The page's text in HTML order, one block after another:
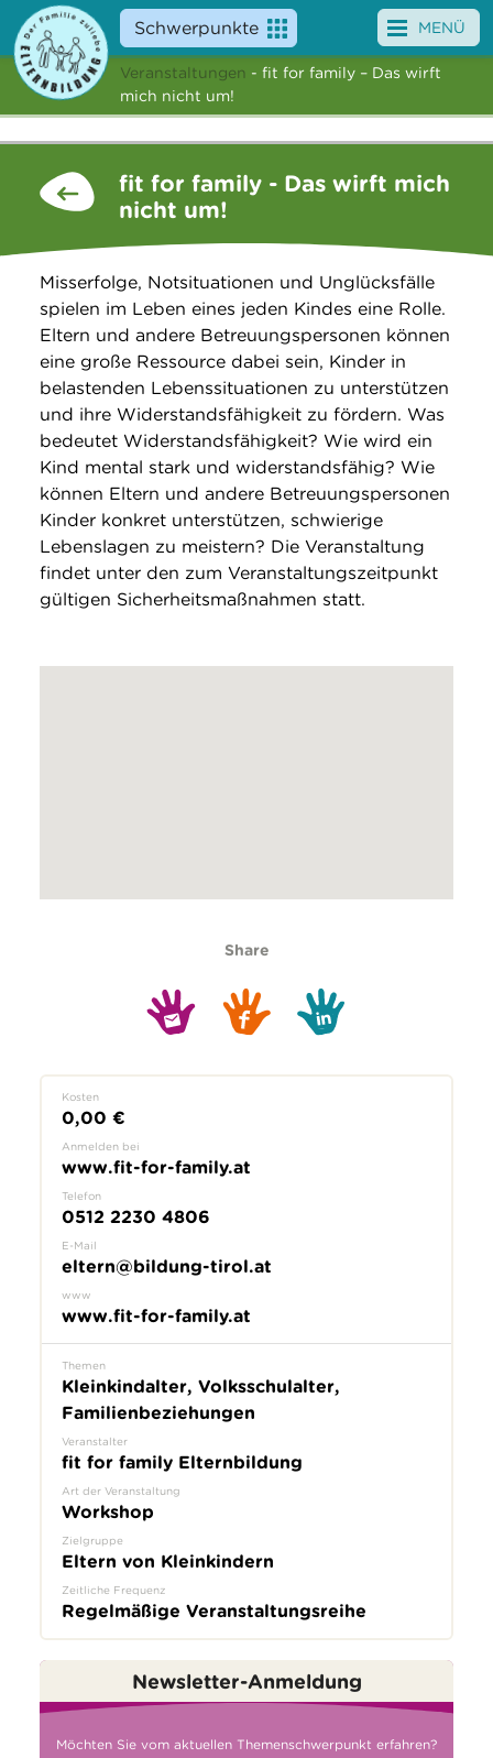
Schwerpunkte
Angebote
News
Über uns
Suche
MENÜ
Veranstaltungen - fit for family – Das wirft
mich nicht um!
fit for family - Das wirft mich
nicht um!
Misserfolge, Notsituationen und Unglücksfälle
spielen im Leben eines jeden Kindes eine Rolle.
Eltern und andere Betreuungspersonen können
eine große Ressource dabei sein, Kinder in
belastenden Lebenssituationen zu unterstützen
und ihre Widerstandsfähigkeit zu fördern. Was
bedeutet Widerstandsfähigkeit? Wie wird ein
Kind mental stark und widerstandsfähig? Wie
können Eltern und andere Betreuungspersonen
Kinder konkret unterstützen, schwierige
Lebenslagen zu meistern? Die Veranstaltung
findet unter den zum Veranstaltungszeitpunkt
gültigen Sicherheitsmaßnahmen statt.
Share
Kosten
0,00 €
Anmelden bei
www.fit-for-family.at
Telefon
0512 2230 4806
E-Mail
eltern@bildung-tirol.at
www
www.fit-for-family.at
Themen
Kleinkindalter, Volksschulalter,
Familienbeziehungen
Veranstalter
fit for family Elternbildung
Art der Veranstaltung
Workshop
Zielgruppe
Eltern von Kleinkindern
Zeitliche Frequenz
Regelmäßige Veranstaltungsreihe
Newsletter-Anmeldung
Möchten Sie vom aktuellen Themenschwerpunkt erfahren?